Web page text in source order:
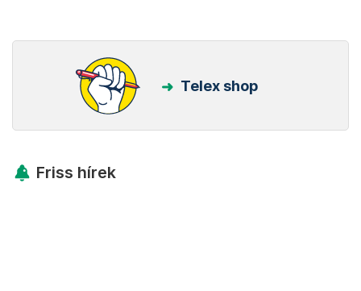
Telex shop
Friss hírek